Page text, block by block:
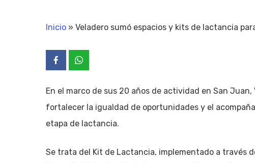
Inicio » Veladero sumó espacios y kits de lactancia
En el marco de sus 20 años de actividad en San
fortalecer la igualdad de oportunidades y el
etapa de lactancia.
Se trata del Kit de Lactancia, implementado a través